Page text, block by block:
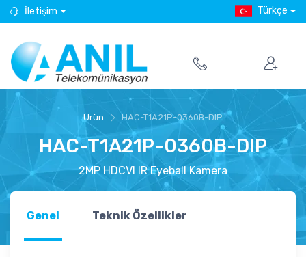
İletişim Türkçe
Ürün HAC-T1A21P-0360B-DIP
HAC-T1A21P-0360B-DIP
2MP HDCVI IR Eyeball Kamera
Genel Teknik Özellikler